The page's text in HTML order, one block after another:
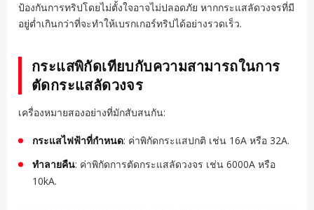
ป้องกันการทริปโดยไม่ตั้งใจอาจไม่ปลอดภัย หากกระแสลัดวงจรที่มี
อยู่ต่ำเกินกว่าที่จะทำให้เบรกเกอร์ทริปได้อย่างรวดเร็ว.
กระแสพิกัดเทียบกับความสามารถในการ
ตัดกระแสลัดวงจร
เครื่องหมายสองอย่างที่มักสับสนกัน:
กระแสไฟฟ้าที่กำหนด: ค่าพิกัดกระแสปกติ เช่น 16A หรือ 32A.
ทำลายคืน: ค่าพิกัดการตัดกระแสลัดวงจร เช่น 6000A หรือ
10kA.